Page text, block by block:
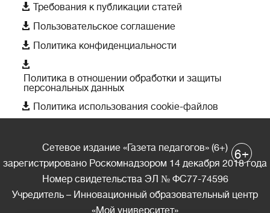
 Требования к публикации статей
 Пользовательское соглашение
 Политика конфиденциальности

Политика в отношении обработки и защиты
персональных данных
 Политика использования cookie-файлов
Сетевое издание «Газета педагогов» (6+)
зарегистрировано Роскомнадзором 14 декабря 2018 года
Номер свидетельства ЭЛ № ФС77-74596
Учредитель – Инновационный образовательный центр
«Мой университет»
6+